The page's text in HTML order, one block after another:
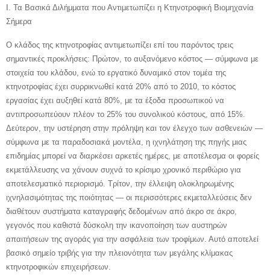
I. Τα Βασικά Διλήμματα που Αντιμετωπίζει η Κτηνοτροφική Βιομηχανία
Σήμερα
Ο κλάδος της κτηνοτροφίας αντιμετωπίζει επί του παρόντος τρεις
σημαντικές προκλήσεις: Πρώτον, το αυξανόμενο κόστος — σύμφωνα με
στοιχεία του κλάδου, ενώ το εργατικό δυναμικό στον τομέα της
κτηνοτροφίας έχει συρρικνωθεί κατά 20% από το 2010, το κόστος
εργασίας έχει αυξηθεί κατά 80%, με τα έξοδα προσωπικού να
αντιπροσωπεύουν πλέον το 25% του συνολικού κόστους, από 15%.
Δεύτερον, την υστέρηση στην πρόληψη και τον έλεγχο των ασθενειών —
σύμφωνα με τα παραδοσιακά μοντέλα, η ιχνηλάτηση της πηγής μιας
επιδημίας μπορεί να διαρκέσει αρκετές ημέρες, με αποτέλεσμα οι φορείς
εκμετάλλευσης να χάνουν συχνά το κρίσιμο χρονικό περιθώριο για
αποτελεσματικό περιορισμό. Τρίτον, την έλλειψη ολοκληρωμένης
ιχνηλασιμότητας της ποιότητας — οι περισσότερες εκμεταλλεύσεις δεν
διαθέτουν συστήματα καταγραφής δεδομένων από άκρο σε άκρο,
γεγονός που καθιστά δύσκολη την ικανοποίηση των αυστηρών
απαιτήσεων της αγοράς για την ασφάλεια των τροφίμων. Αυτό αποτελεί
βασικό σημείο τριβής για την πλειονότητα των μεγάλης κλίμακας
κτηνοτροφικών επιχειρήσεων.